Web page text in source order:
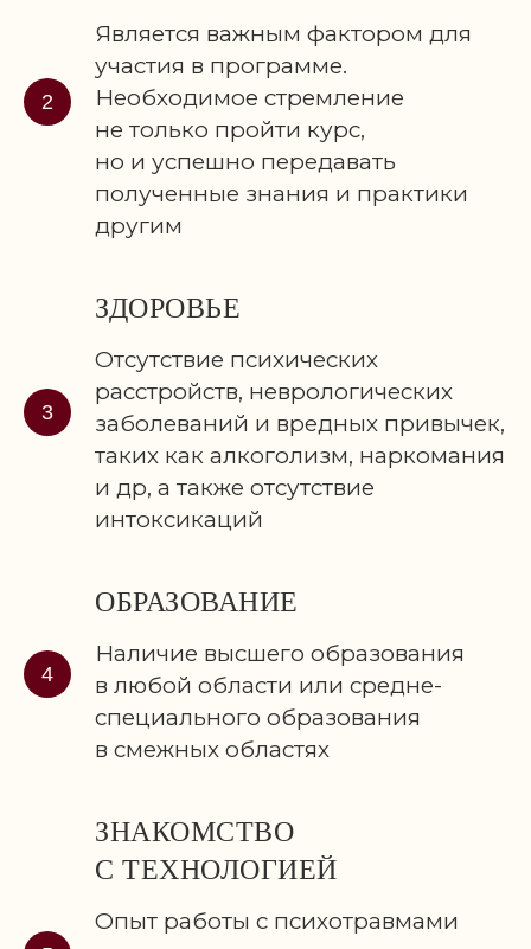
Является важным фактором для
участия в программе.
Необходимое стремление
не только пройти курс,
но и успешно передавать
полученные знания и практики
другим
ЗДОРОВЬЕ
Отсутствие психических
расстройств, неврологических
заболеваний и вредных привычек,
таких как алкоголизм, наркомания
и др, а также отсутствие
интоксикаций
ОБРАЗОВАНИЕ
Наличие высшего образования
в любой области или средне-
специального образования
в смежных областях
ЗНАКОМСТВО
С ТЕХНОЛОГИЕЙ
Опыт работы с психотравмами